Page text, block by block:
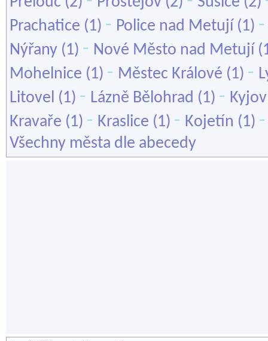
Prachatice (1) - Police nad Metují (1)
Nýřany (1) - Nové Město nad Metují
Mohelnice (1) - Městec Králové (1) -
Litovel (1) - Lázně Bělohrad (1) - Kyjov
Kravaře (1) - Kraslice (1) - Kojetín (1)
Všechny města dle abecedy